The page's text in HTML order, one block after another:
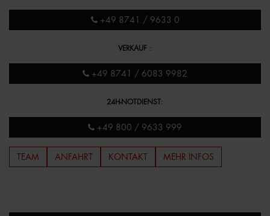
+49 8741 / 9633 0
VERKAUF :
+49 8741 / 6083 9982
24H-NOTDIENST:
+49 800 / 9633 999
TEAM ANFAHRT KONTAKT MEHR INFOS